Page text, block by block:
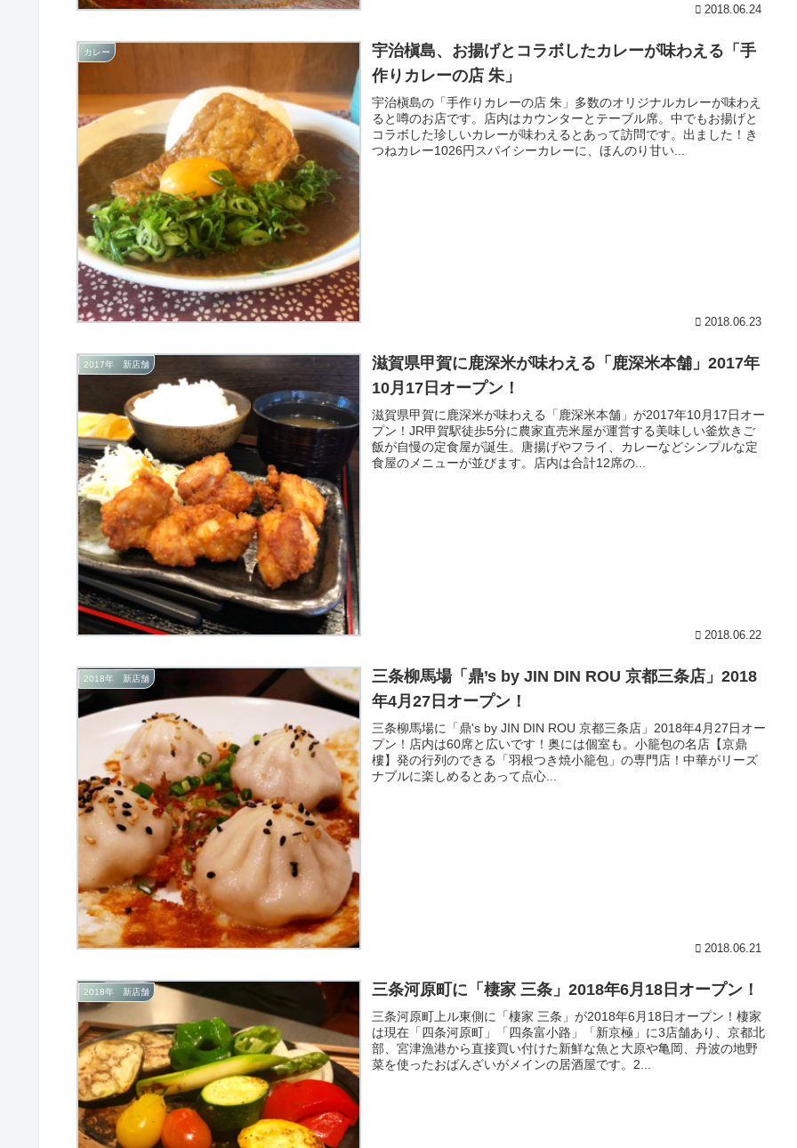
2018.06.24
カレー
宇治槇島、お揚げとコラボしたカレーが味わえる「手
作りカレーの店 朱」
宇治槇島の「手作りカレーの店 朱」多数のオリジナルカレーが味わえ
ると噂のお店です。店内はカウンターとテーブル席。中でもお揚げと
コラボした珍しいカレーが味わえるとあって訪問です。出ました！き
つねカレー1026円スパイシーカレーに、ほんのり甘い...
2018.06.23
2017年 新店舗
滋賀県甲賀に鹿深米が味わえる「鹿深米本舗」2017年
10月17日オープン！
滋賀県甲賀に鹿深米が味わえる「鹿深米本舗」が2017年10月17日オー
プン！JR甲賀駅徒歩5分に農家直売米屋が運営する美味しい釜炊きご
飯が自慢の定食屋が誕生。唐揚げやフライ、カレーなどシンプルな定
食屋のメニューが並びます。店内は合計12席の...
2018.06.22
2018年 新店舗
三条柳馬場「鼎’s by JIN DIN ROU 京都三条店」2018
年4月27日オープン！
三条柳馬場に「鼎's by JIN DIN ROU 京都三条店」2018年4月27日オー
プン！店内は60席と広いです！奥には個室も。小籠包の名店【京鼎
樓】発の行列のできる「羽根つき焼小籠包」の専門店！中華がリーズ
ナブルに楽しめるとあって点心...
2018.06.21
2018年 新店舗 三条河原町に「棲家 三条」2018年6月18日オープン！
三条河原町上ル東側に「棲家 三条」が2018年6月18日オープン！棲家
は現在「四条河原町」「四条富小路」「新京極」に3店舗あり、京都北
部、宮津漁港から直接買い付けた新鮮な魚と大原や亀岡、丹波の地野
菜を使ったおばんざいがメインの居酒屋です。2...